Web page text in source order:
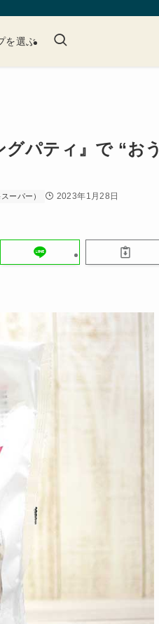
を選ぶ
パティ』で “おう
ーパー）
2023年1月28日